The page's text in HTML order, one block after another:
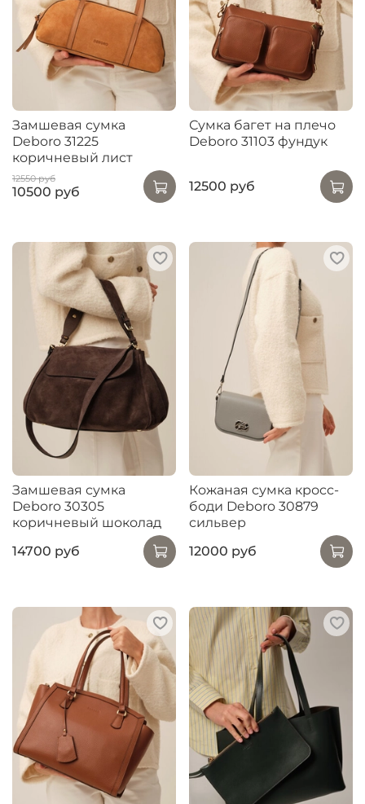
Замшевая сумка
Deboro 31225
коричневый лист
12550 руб
10500 руб
Сумка багет на плечо
Deboro 31103 фундук
12500 руб
Замшевая сумка
Deboro 30305
коричневый шоколад
14700 руб
Кожаная сумка кросс-
боди Deboro 30879
сильвер
12000 руб